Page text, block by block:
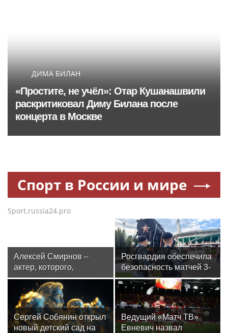
ДИМА БИЛАН
«Простите, не учёл»: Отар Кушанашвили
раскритиковал Диму Билана после
концерта в Москве
Спорт в России и мире
Sport.russia24.pro
Алексей Смирнов –
актер, которого,
надеюсь, еще не
забыли
Росгвардия обеспечила
безопасность матчей 3-
го тура РПЛ в Москве
Сергей Собянин открыл
новый детский сад на
Ведущий «Матч ТВ»
Евневич назвал